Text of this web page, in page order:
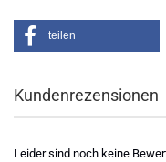
teilen
Kundenrezensionen
Leider sind noch keine